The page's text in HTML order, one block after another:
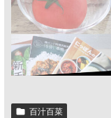
百汁百菜